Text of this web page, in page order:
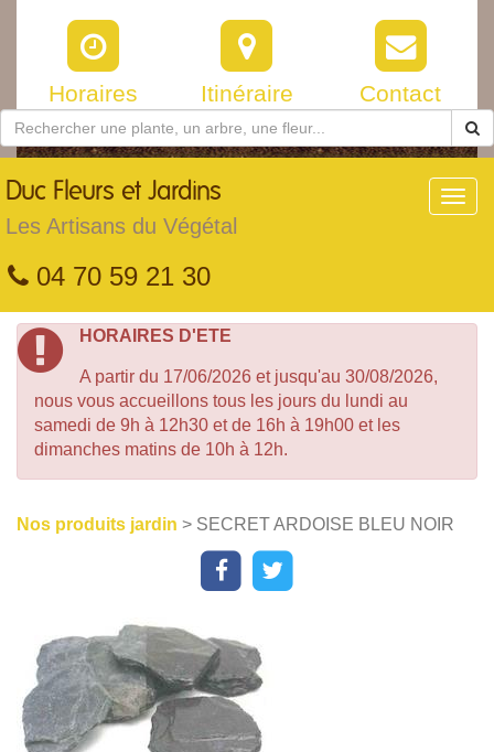
Horaires Itinéraire Contact
Duc Fleurs et Jardins
Les Artisans du Végétal
04 70 59 21 30
HORAIRES D'ETE
A partir du 17/06/2026 et jusqu'au 30/08/2026,
nous vous accueillons tous les jours du lundi au
samedi de 9h à 12h30 et de 16h à 19h00 et les
dimanches matins de 10h à 12h.
Nos produits jardin > SECRET ARDOISE BLEU NOIR